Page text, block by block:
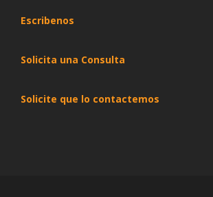
Escribenos
Solicita una Consulta
Solicite que lo contactemos